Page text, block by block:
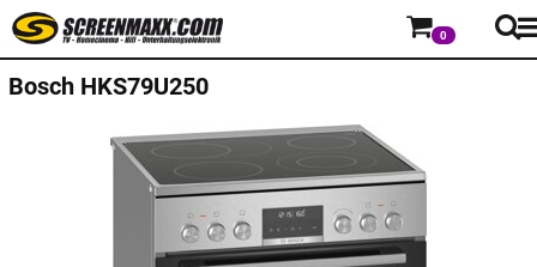
0
Bosch HKS79U250